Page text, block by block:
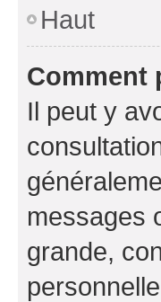
Haut
Comment
Il peut y
messages
grande,